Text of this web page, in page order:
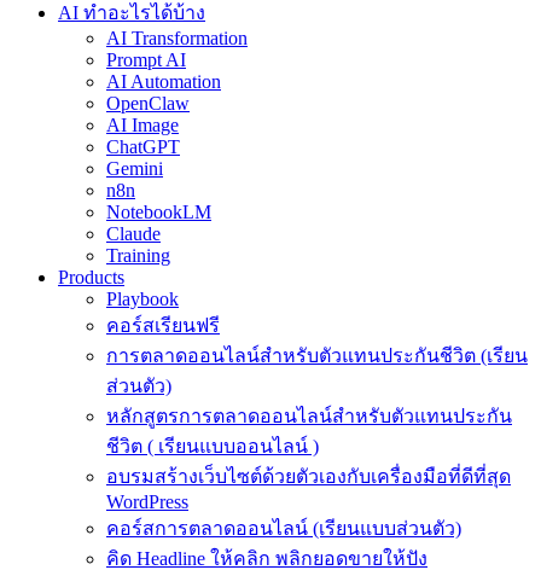
AI ทำอะไรได้บ้าง
AI Transformation
Prompt AI
AI Automation
OpenClaw
AI Image
ChatGPT
Gemini
n8n
NotebookLM
Claude
Training
Products
Playbook
คอร์สเรียนฟรี
การตลาดออนไลน์สำหรับตัวแทนประกันชีวิต (เรียน
ส่วนตัว)
หลักสูตรการตลาดออนไลน์สำหรับตัวแทนประกัน
ชีวิต ( เรียนแบบออนไลน์ )
อบรมสร้างเว็บไซต์ด้วยตัวเองกับเครื่องมือที่ดีที่สุด
WordPress
คอร์สการตลาดออนไลน์ (เรียนแบบส่วนตัว)
คิด Headline ให้คลิก พลิกยอดขายให้ปัง